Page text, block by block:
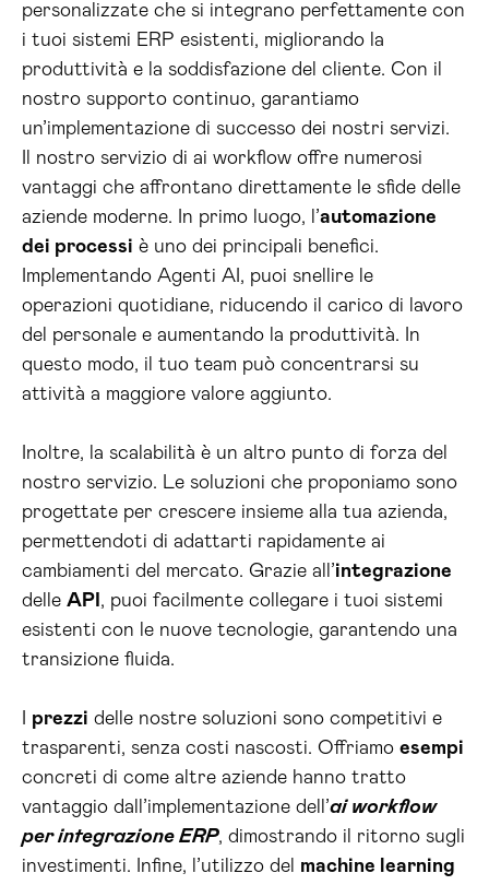
personalizzate che si integrano perfettamente con
i tuoi sistemi ERP esistenti, migliorando la
produttività e la soddisfazione del cliente. Con il
nostro supporto continuo, garantiamo
un’implementazione di successo dei nostri servizi.
Il nostro servizio di ai workflow offre numerosi
vantaggi che affrontano direttamente le sfide delle
aziende moderne. In primo luogo, l’automazione
dei processi è uno dei principali benefici.
Implementando Agenti AI, puoi snellire le
operazioni quotidiane, riducendo il carico di lavoro
del personale e aumentando la produttività. In
questo modo, il tuo team può concentrarsi su
attività a maggiore valore aggiunto.
Inoltre, la scalabilità è un altro punto di forza del
nostro servizio. Le soluzioni che proponiamo sono
progettate per crescere insieme alla tua azienda,
permettendoti di adattarti rapidamente ai
cambiamenti del mercato. Grazie all’integrazione
delle API , puoi facilmente collegare i tuoi sistemi
esistenti con le nuove tecnologie, garantendo una
transizione fluida.
prezzi delle nostre soluzioni sono competitivi e
trasparenti, senza costi nascosti. Offriamo esempi
concreti di come altre aziende hanno tratto
vantaggio dall’implementazione dell’ai workflow
per integrazione ERP, dimostrando il ritorno sugli
investimenti. Infine, l’utilizzo del machine learning